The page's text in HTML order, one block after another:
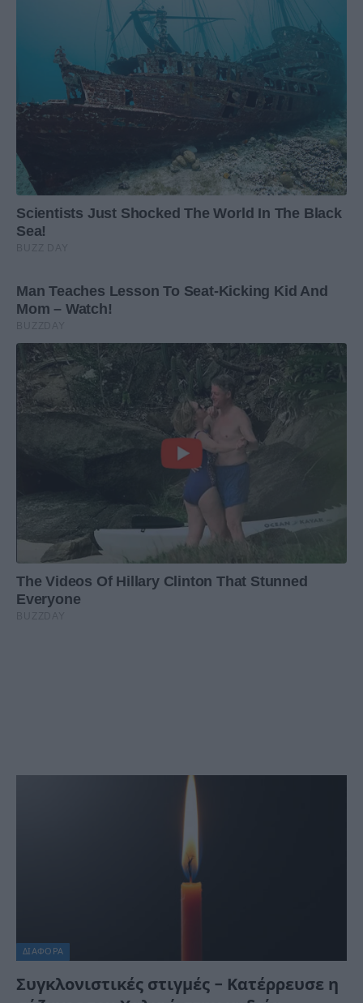
ΔΙΆΦΟΡΑ
Συγκλονιστικές στιγμές – Κατέρρευσε η